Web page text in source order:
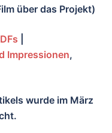
über das Projekt)
Impressionen,
wurde im März